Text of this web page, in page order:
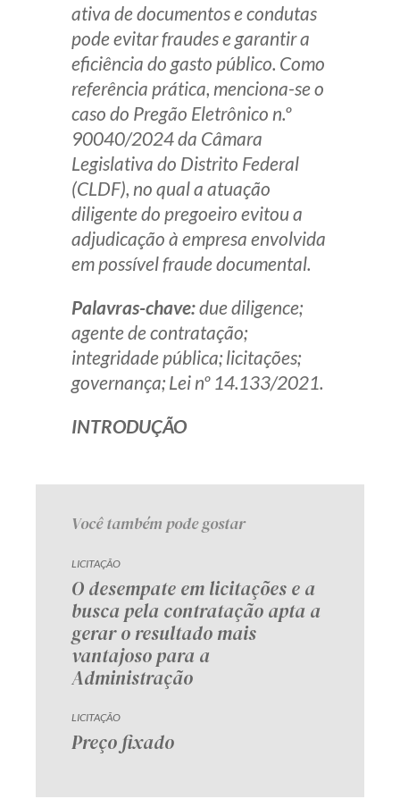
ativa de documentos e condutas
pode evitar fraudes e garantir a
eficiência do gasto público. Como
referência prática, menciona-se o
caso do Pregão Eletrônico n.º
90040/2024 da Câmara
Legislativa do Distrito Federal
(CLDF), no qual a atuação
diligente do pregoeiro evitou a
adjudicação à empresa envolvida
em possível fraude documental.
Palavras-chave:due diligence;
agente de contratação;
integridade pública; licitações;
governança; Lei nº 14.133/2021.
INTRODUÇÃO
Você também pode gostar
LICITAÇÃO
O desempate em licitações e a
busca pela contratação apta a
gerar o resultado mais
vantajoso para a
Administração
LICITAÇÃO
Preço fixado